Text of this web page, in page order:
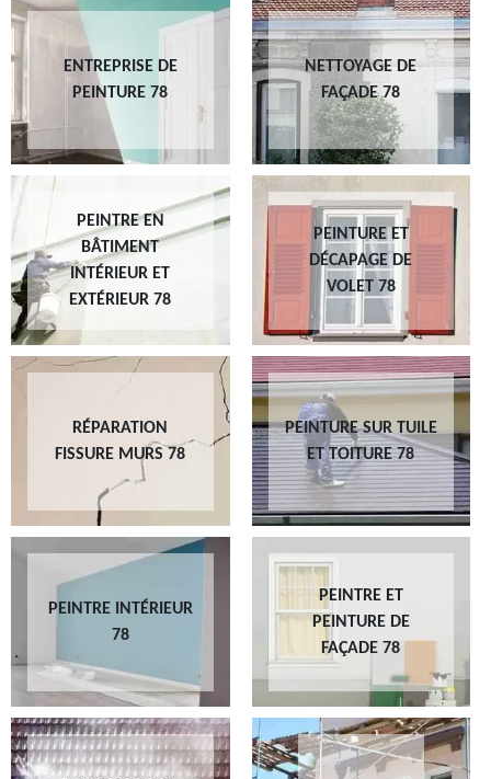
ENTREPRISE DE
PEINTURE 78
NETTOYAGE DE
FAÇADE 78
PEINTRE EN
BÂTIMENT
INTÉRIEUR ET
EXTÉRIEUR 78
PEINTURE ET
DÉCAPAGE DE
VOLET 78
RÉPARATION
FISSURE MURS 78
PEINTURE SUR TUILE
ET TOITURE 78
PEINTRE INTÉRIEUR
78
PEINTRE ET
PEINTURE DE
FAÇADE 78